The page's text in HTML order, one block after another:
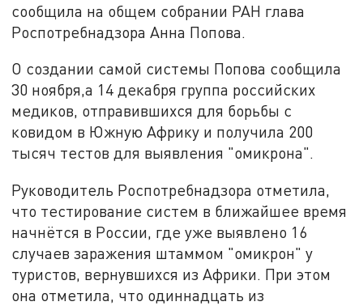
сообщила на общем собрании РАН глава
Роспотребнадзора Анна Попова.
О создании самой системы Попова сообщила
30 ноября,а 14 декабря группа российских
медиков, отправившихся для борьбы с
ковидом в Южную Африку и получила 200
тысяч тестов для выявления "омикрона".
Руководитель Роспотребнадзора отметила,
что тестирование систем в ближайшее время
начнётся в России, где уже выявлено 16
случаев заражения штаммом "омикрон" у
туристов, вернувшихся из Африки. При этом
она отметила, что одиннадцать из